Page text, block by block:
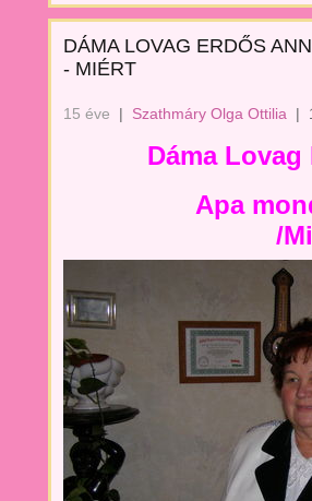
DÁMA LOVAG ERDŐS
- MIÉRT
15 éve | Szathmáry Olga Ottilia |
Dáma Lovag
Apa
/